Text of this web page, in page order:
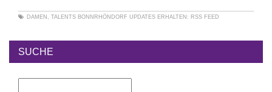
DAMEN , TALENTS BONNRHÖNDORF UPDATES ERHALTEN: RSS FEED
SUCHE